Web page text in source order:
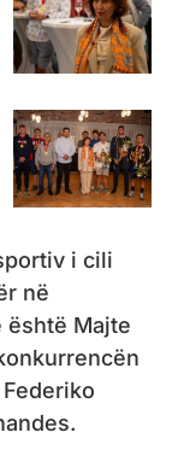
i cili
në
Majte